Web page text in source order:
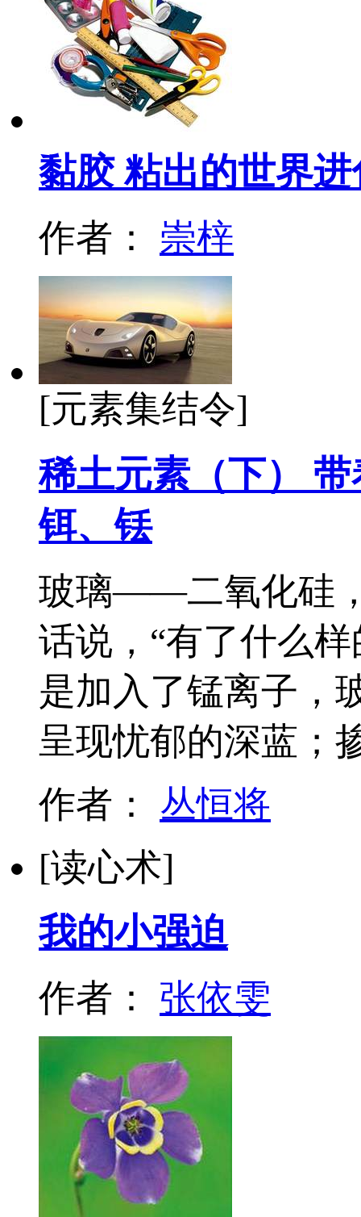
黏胶 粘出的世界进
作者： 崇梓
[元素集结令]
稀土元素（下）
铒、铥
玻璃——二氧化硅
话说，“有了什么
是加入了锰离子，
呈现忧郁的深蓝
作者： 丛恒将
[读心术]
我的小强迫
作者： 张依雯